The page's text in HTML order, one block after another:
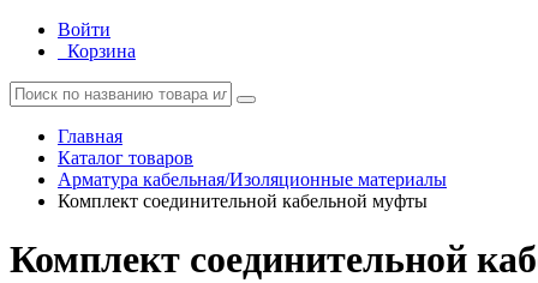
Войти
Корзина
Главная
Каталог товаров
Арматура кабельная/Изоляционные материалы
Комплект соединительной кабельной муфты
Комплект соединительной